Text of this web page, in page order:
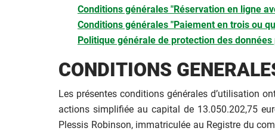
Conditions générales "Réservation en ligne
Conditions générales "Paiement en trois ou
Politique générale de protection des
CONDITIONS
Les présentes conditions générales d’utilisation
actions simplifiée au capital de 13.050.202,75
Plessis Robinson, immatriculée au Registre du